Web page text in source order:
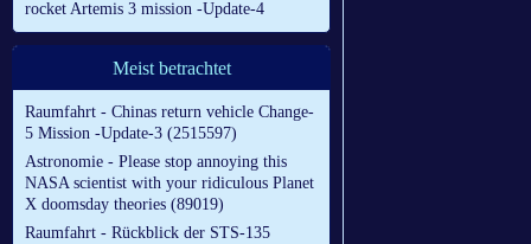
rocket Artemis 3 mission -Update-4
Meist betrachtet
Raumfahrt - Chinas return vehicle Change-
5 Mission -Update-3 (2515597)
Astronomie - Please stop annoying this
NASA scientist with your ridiculous Planet
X doomsday theories (89019)
Raumfahrt - Rückblick der STS-135